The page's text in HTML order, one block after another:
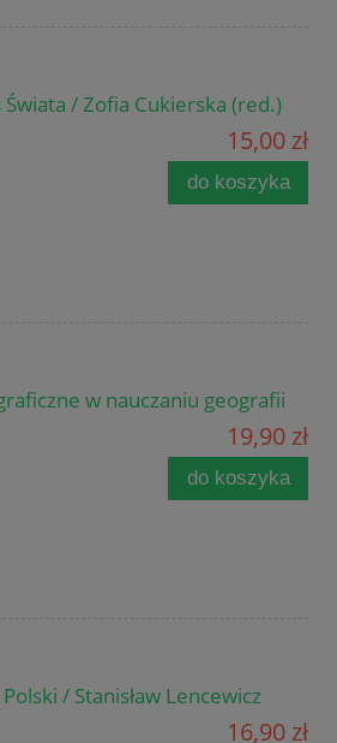
/ Zofia Cukierska (red.)
15,00 zł
do koszyka
w nauczaniu geografii
19,90 zł
do koszyka
/ Stanisław Lencewicz
16,90 zł